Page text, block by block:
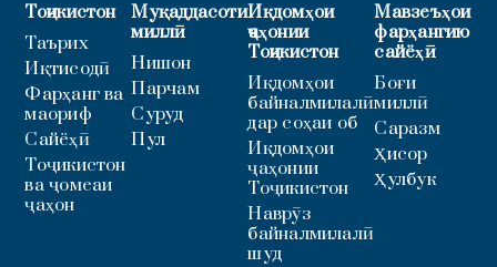
Тоҷикистон
Таърих
Иқтисодӣ
Фарҳанг ва
маориф
Сайёҳӣ
Тоҷикистон
ва ҷомеаи
ҷаҳон
Муқаддасоти
миллӣ
Нишон
Парчам
Суруд
Пул
Иқдомҳои
ҷаҳонии
Тоҷикистон
Иқдомҳои
байналмилалӣ
дар соҳаи об
Иқдомҳои
ҷаҳонии
Тоҷикистон
Наврӯз
байналмилалӣ
шуд
Мавзеъҳои
фарҳангию
сайёҳӣ
Боғи
миллӣ
Саразм
Ҳисор
Ҳулбук